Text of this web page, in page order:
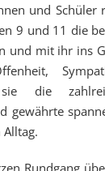
und Schüler
9 und 11 die
und mit ihr ins
sie die
gewährte
Rundgang